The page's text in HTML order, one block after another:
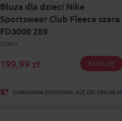
Bluza dla dzieci Nike
Sportswear Club Fleece szara
FD3000 289
Dzieci
199,99 zł KUPUJĘ
DARMOWA DOSTAWA JUŻ OD 299,00 zł